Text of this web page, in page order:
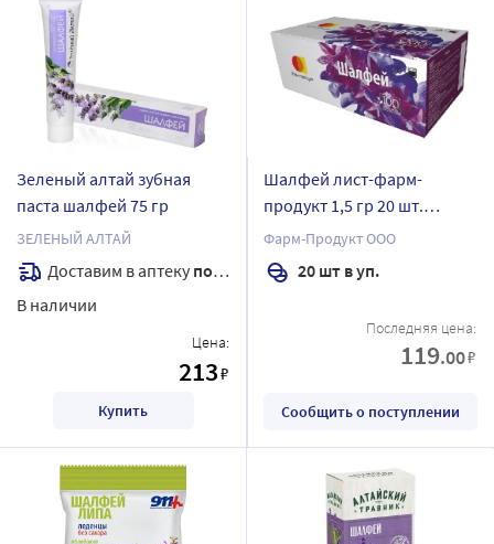
Зеленый алтай зубная
паста шалфей 75 гр
ЗЕЛЕНЫЙ АЛТАЙ
Доставим в аптеку послезавтра
В наличии
Цена:
213₽
Купить
Шалфей лист-фарм-
продукт 1,5 гр 20 шт.
фильтр-пакеты
Фарм-Продукт ООО
20 шт в уп.
Последняя цена:
119.00₽
Сообщить о поступлении